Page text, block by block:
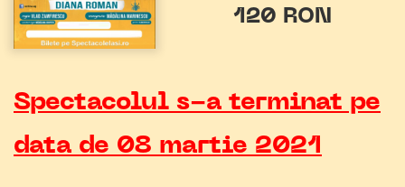
120 RON
Spectacolul s-a terminat pe
data de 08 martie 2021